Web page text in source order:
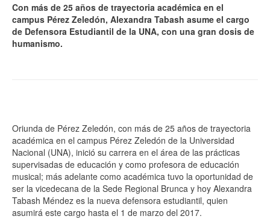
Con más de 25 años de trayectoria académica en el
campus Pérez Zeledón, Alexandra Tabash asume el cargo
de Defensora Estudiantil de la UNA, con una gran dosis de
humanismo.
Oriunda de Pérez Zeledón, con más de 25 años de trayectoria
académica en el campus Pérez Zeledón de la Universidad
Nacional (UNA), inició su carrera en el área de las prácticas
supervisadas de educación y como profesora de educación
musical; más adelante como académica tuvo la oportunidad de
ser la vicedecana de la Sede Regional Brunca y hoy Alexandra
Tabash Méndez es la nueva defensora estudiantil, quien
asumirá este cargo hasta el 1 de marzo del 2017.